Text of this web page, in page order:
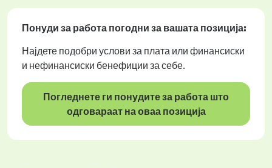
Понуди за работа погодни за вашата позиција:
Најдете подобри услови за плата или финансиски
и нефинансиски бенефиции за себе.
Погледнете ги понудите за работа што
одговараат на оваа позиција